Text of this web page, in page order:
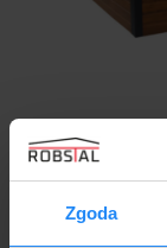
Zgoda
Domek
spad na tył